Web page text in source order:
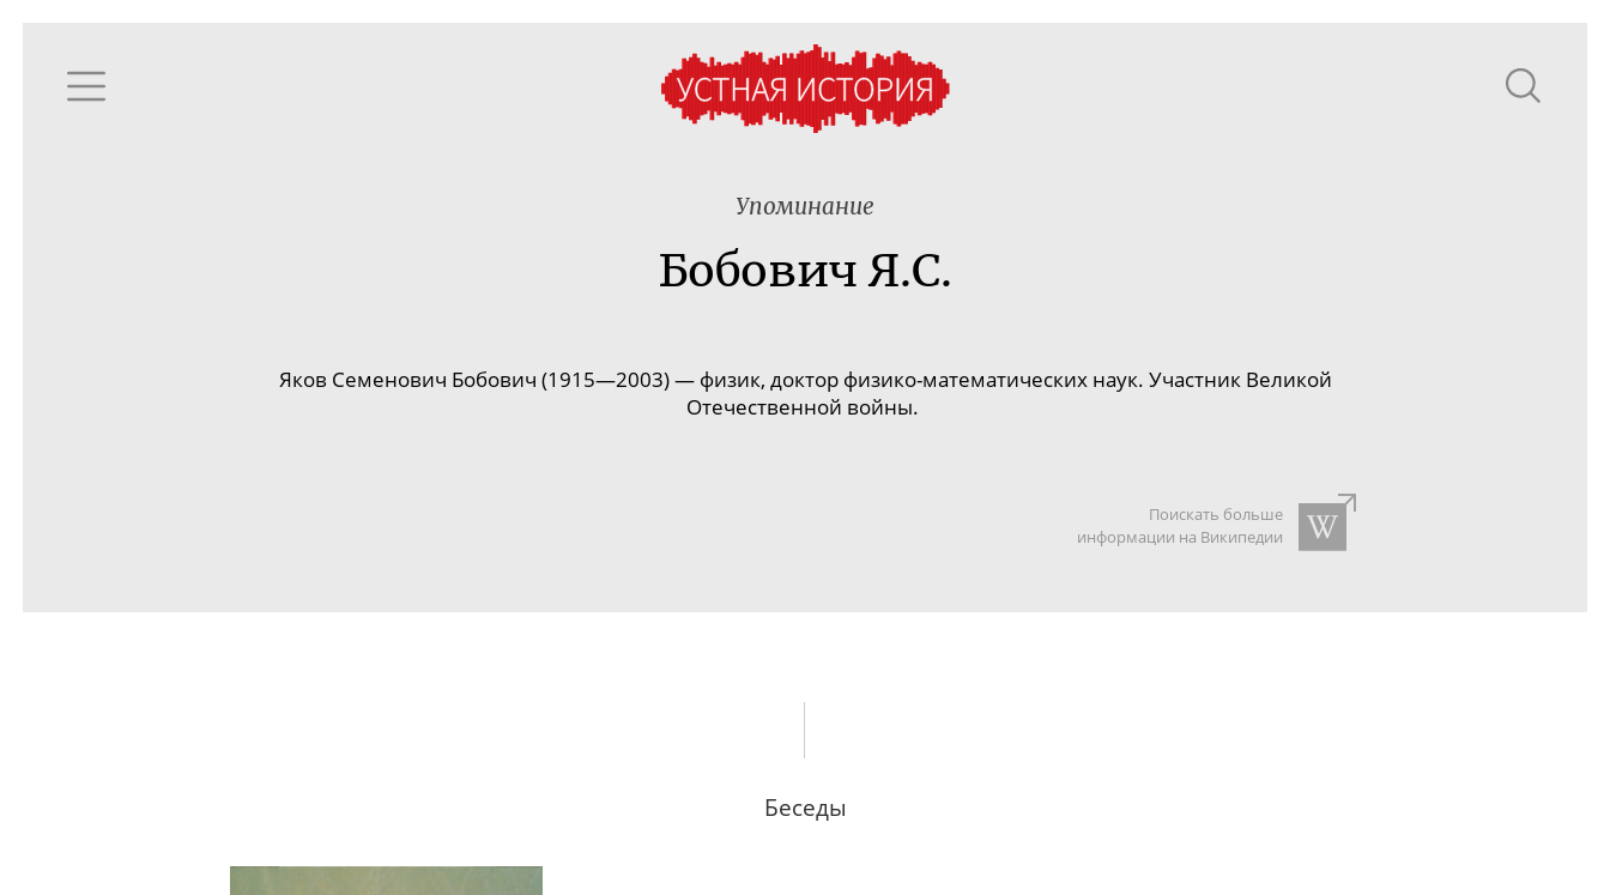
Упоминание
Бобович Я.С.
Яков Семенович Бобович (1915—2003)— физик, доктор физико-математических наук. Участник Великой
Отечественной войны.
Поискать больше
информации на Википедии
Беседы